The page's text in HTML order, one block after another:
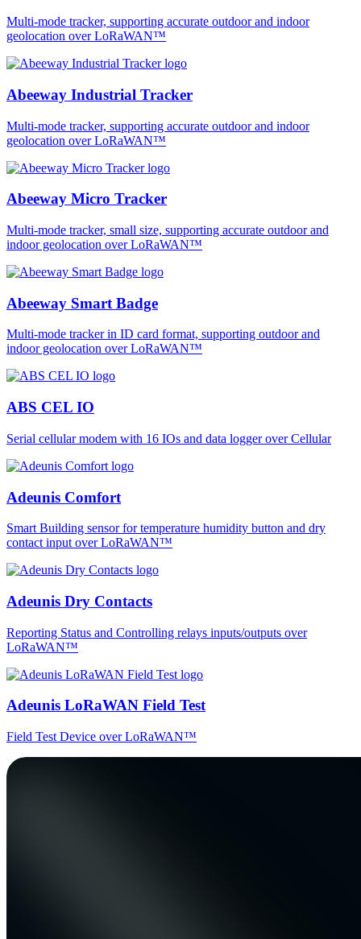
Multi-mode tracker, supporting accurate outdoor and indoor
geolocation over LoRaWAN™
Abeeway Industrial Tracker
Multi-mode tracker, supporting accurate outdoor and indoor
geolocation over LoRaWAN™
Abeeway Micro Tracker
Multi-mode tracker, small size, supporting accurate outdoor and
indoor geolocation over LoRaWAN™
Abeeway Smart Badge
Multi-mode tracker in ID card format, supporting outdoor and
indoor geolocation over LoRaWAN™
ABS CEL IO
Serial cellular modem with 16 IOs and data logger over Cellular
Adeunis Comfort
Smart Building sensor for temperature humidity button and dry
contact input over LoRaWAN™
Adeunis Dry Contacts
Reporting Status and Controlling relays inputs/outputs over
LoRaWAN™
Adeunis LoRaWAN Field Test
Field Test Device over LoRaWAN™